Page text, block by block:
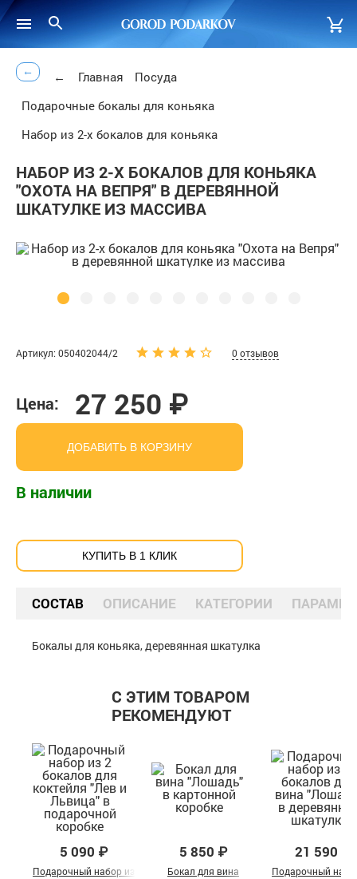
← ← Главная
Посуда
Подарочные бокалы для коньяка
Набор из 2-х бокалов для коньяка
НАБОР ИЗ 2-Х БОКАЛОВ ДЛЯ КОНЬЯКА
"ОХОТА НА ВЕПРЯ" В ДЕРЕВЯННОЙ
ШКАТУЛКЕ ИЗ МАССИВА
Артикул: 050402044/2 0 отзывов
Цена: 27 250 ₽
ДОБАВИТЬ В КОРЗИНУ
В наличии
КУПИТЬ В 1 КЛИК
СОСТАВ ОПИСАНИЕ КАТЕГОРИИ
Бокалы для коньяка, деревянная шкатулка
С ЭТИМ ТОВАРОМ
РЕКОМЕНДУЮТ
5 090 ₽
Подарочный набор из
5 850 ₽
Бокал для вина
21 590 ₽
Подарочный